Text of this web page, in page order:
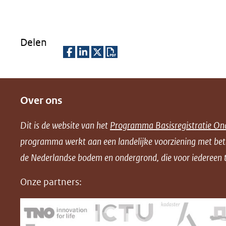
Delen
n
o
p
c
e
n
o
p
n
n
o
p
in
nieuw
l
o
a
D
F
Over ons
Dit is de website van het Programma Basisregistratie
programma werkt aan een landelijke voorziening met
de Nederlandse bodem en ondergrond, die voor
Onze partners: